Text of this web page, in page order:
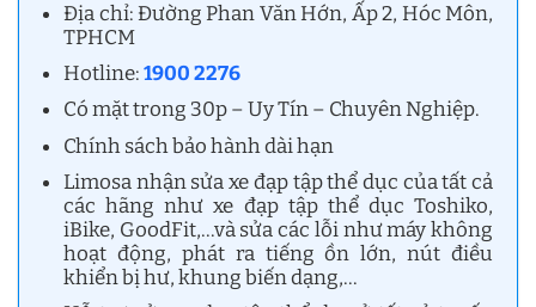
Địa chỉ: Đường Phan Văn Hớn, Ấp 2, Hóc Môn,
TPHCM
Hotline:1900 2276
Có mặt trong 30p – Uy Tín – Chuyên Nghiệp.
Chính sách bảo hành dài hạn
Limosa nhận sửa xe đạp tập thể dục của tất cả
các hãng như xe đạp tập thể dục Toshiko,
iBike, GoodFit,…và sửa các lỗi như máy không
hoạt động, phát ra tiếng ồn lớn, nút điều
khiển bị hư, khung biến dạng,…